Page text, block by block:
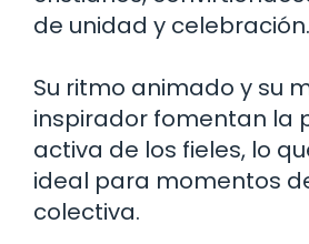
de unidad y celebración.
Su ritmo animado y su
inspirador fomentan la
activa de los fieles, lo
ideal para momentos
colectiva.